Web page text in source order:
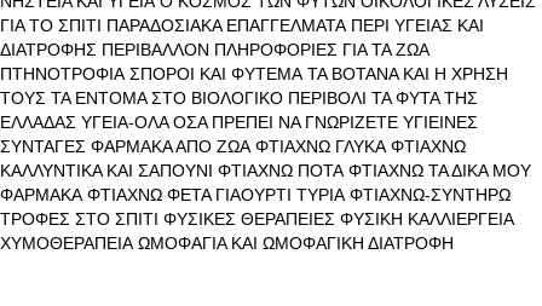
ΓΙΑ ΤΟ ΣΠΙΤΙ ΠΑΡΑΔΟΣΙΑΚΑ ΕΠΑΓΓΕΛΜΑΤΑ ΠΕΡΙ ΥΓΕΙΑΣ ΚΑΙ
ΔΙΑΤΡΟΦΗΣ ΠΕΡΙΒΑΛΛΟΝ ΠΛΗΡΟΦΟΡΙΕΣ ΓΙΑ ΤΑ ΖΩΑ
ΠΤΗΝΟΤΡΟΦΙΑ ΣΠΟΡΟΙ ΚΑΙ ΦΥΤΕΜΑ ΤΑ ΒΟΤΑΝΑ ΚΑΙ Η ΧΡΗΣΗ
ΤΟΥΣ ΤΑ ΕΝΤΟΜΑ ΣΤΟ ΒΙΟΛΟΓΙΚΟ ΠΕΡΙΒΟΛΙ ΤΑ ΦΥΤΑ ΤΗΣ
ΕΛΛΑΔΑΣ ΥΓΕΙΑ-ΟΛΑ ΟΣΑ ΠΡΕΠΕΙ ΝΑ ΓΝΩΡΙΖΕΤΕ ΥΓΙΕΙΝΕΣ
ΣΥΝΤΑΓΕΣ ΦΑΡΜΑΚΑ ΑΠΟ ΖΩΑ ΦΤΙΑΧΝΩ ΓΛΥΚΑ ΦΤΙΑΧΝΩ
ΚΑΛΛΥΝΤΙΚΑ ΚΑΙ ΣΑΠΟΥΝΙ ΦΤΙΑΧΝΩ ΠΟΤΑ ΦΤΙΑΧΝΩ ΤΑ ΔΙΚΑ ΜΟΥ
ΦΑΡΜΑΚΑ ΦΤΙΑΧΝΩ ΦΕΤΑ ΓΙΑΟΥΡΤΙ ΤΥΡΙΑ ΦΤΙΑΧΝΩ-ΣΥΝΤΗΡΩ
ΤΡΟΦΕΣ ΣΤΟ ΣΠΙΤΙ ΦΥΣΙΚΕΣ ΘΕΡΑΠΕΙΕΣ ΦΥΣΙΚΗ ΚΑΛΛΙΕΡΓΕΙΑ
ΧΥΜΟΘΕΡΑΠΕΙΑ ΩΜΟΦΑΓΙΑ ΚΑΙ ΩΜΟΦΑΓΙΚΗ ΔΙΑΤΡΟΦΗ